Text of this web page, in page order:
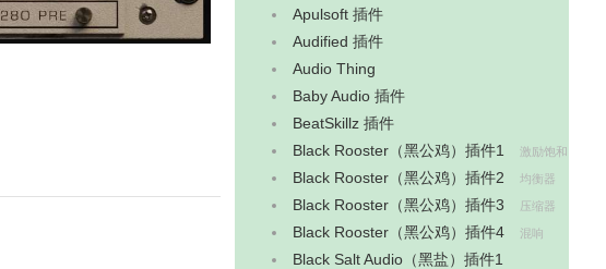
Apulsoft 插件
Audified 插件
Audio Thing
Baby Audio 插件
BeatSkillz 插件
Black Rooster（黑公鸡）插件1
激励饱和
Black Rooster（黑公鸡）插件2 均衡器
Black Rooster（黑公鸡）插件3 压缩器
Black Rooster（黑公鸡）插件4 混响
‌Black Salt Audio（黑盐）插件1